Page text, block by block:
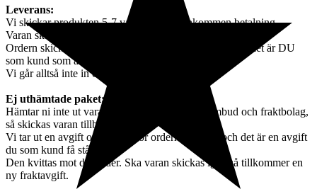
Leverans:
Vi skickar produkten 5-7 vardagar efter inkommen betalning.
Varan skickas väl emballerad och väl packad.
Ordern skickas till den adress som står i din profil, och det är DU
som kund som ansvarar för att adressen är rätt.
Vi går alltså inte in och göra några ändringar.
Ej uthämtade paket:
Hämtar ni inte ut varan efter påminnelse från ombud och fraktbolag,
så skickas varan tillbaka till oss,
Vi tar ut en avgift om 395 kr för orderhantering, och det är en avgift
du som kund få stå för.
Den kvittas mot din order. Ska varan skickas igen så tillkommer en
ny fraktavgift.